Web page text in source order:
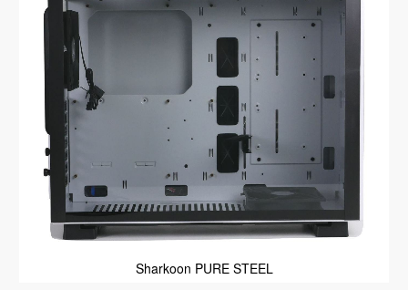
Sharkoon PURE STEEL